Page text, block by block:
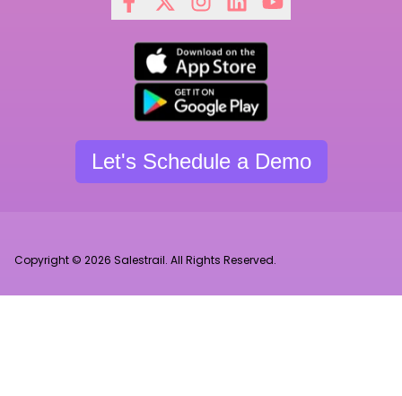
Let's Schedule a Demo
Copyright © 2026 Salestrail. All Rights Reserved.